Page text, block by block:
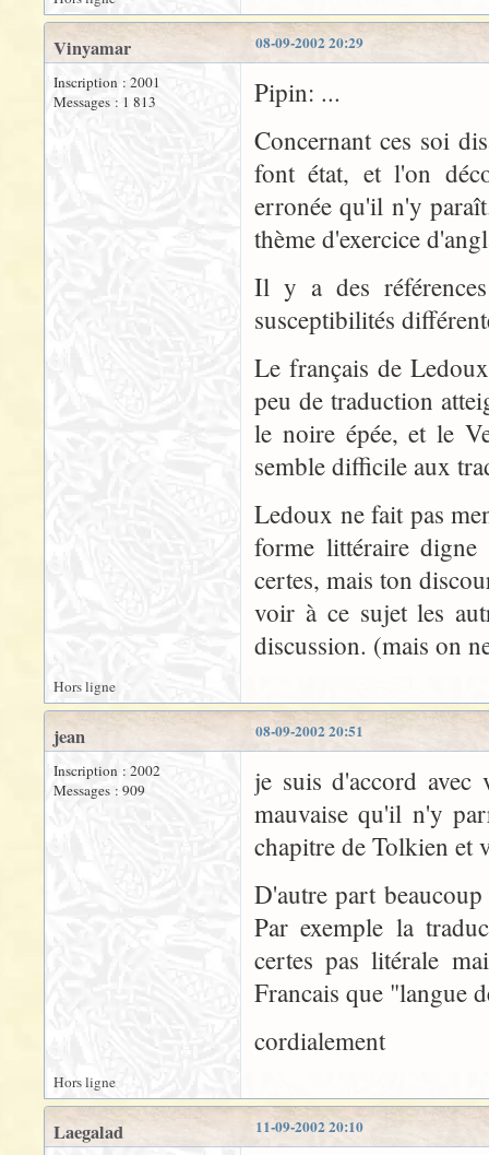
08-09-2002 20:29
Vinyamar
Inscription : 2001
Messages : 1 813
Pipin: ...
Concernant ces soi
font état, et l'on
erronée qu'il n'y
thème d'exercice
Il y a des
susceptibilités
Le français de
peu de traduction
le noire épée, et le
semble difficile aux
Ledoux ne fait pas
forme littéraire
certes, mais ton
voir à ce sujet les
discussion. (mais on
Hors ligne
08-09-2002 20:51
jean
Inscription : 2002
Messages : 909
je suis d'accord
mauvaise qu'il n'y
chapitre de Tolkien et
D'autre part
Par exemple la
certes pas litérale
Francais que "langue
cordialement
Hors ligne
11-09-2002 20:10
Laegalad